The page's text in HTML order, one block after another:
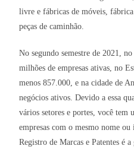
livre e fábricas de móveis,
peças de caminhão.
No segundo semestre de 2021,
milhões de empresas ativas, no
menos 857.000, e na cidade de
negócios ativos. Devido a essa
vários setores e portes, você tem
empresas com o mesmo nome
Registro de Marcas e Patentes é